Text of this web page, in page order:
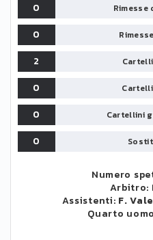
0
0
2
0
0
Cartellini
0
Numero
Arbitro:
Assistenti: F.
Quarto